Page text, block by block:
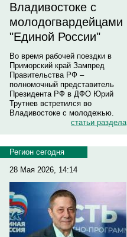
Владивостоке с
молодогвардейцами
"Единой России"
Во время рабочей поездки в
Приморский край Зампред
Правительства РФ –
полномочный представитель
Президента РФ в ДФО Юрий
Трутнев встретился во
Владивостоке с молодежью.
статьи раздела
Регион сегодня
28 Мая 2026, 14:14